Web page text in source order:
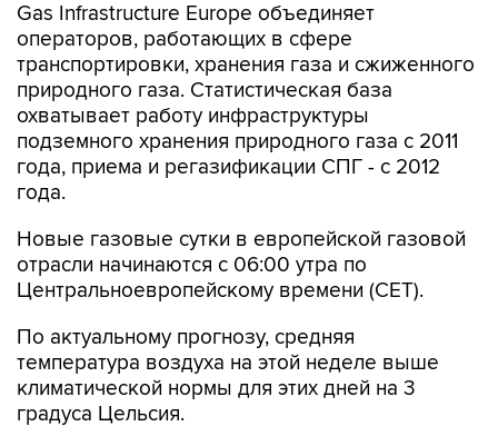
Gas Infrastructure Europe объединяет
операторов, работающих в сфере
транспортировки, хранения газа и сжиженного
природного газа. Статистическая база
охватывает работу инфраструктуры
подземного хранения природного газа с 2011
года, приема и регазификации СПГ - с 2012
года.
Новые газовые сутки в европейской газовой
отрасли начинаются c 06:00 утра по
Центральноевропейскому времени (CET).
По актуальному прогнозу, средняя
температура воздуха на этой неделе выше
климатической нормы для этих дней на 3
градуса Цельсия.